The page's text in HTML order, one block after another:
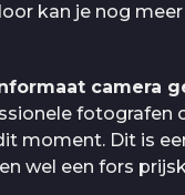
kan je nog
camera
fotografen
moment. Dit is
wel een fors